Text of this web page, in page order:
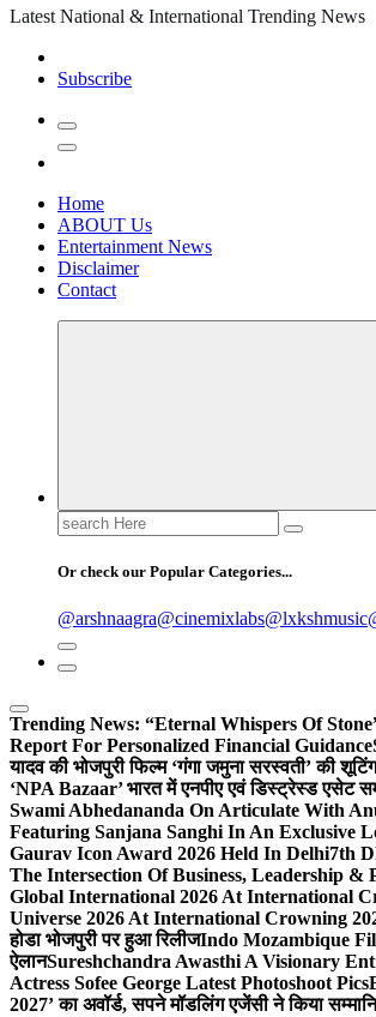
Latest National & International Trending News
Subscribe
Home
ABOUT Us
Entertainment News
Disclaimer
Contact
Search
for:
Or check our Popular Categories...
@arshnaagra@cinemixlabs@lxkshmusic
Trending News: “Eternal Whispers Of
Report For Personalized Financial Guidance
यादव की भोजपुरी फिल्म ‘गंगा जमुना सरस्वती’ की
‘NPA Bazaar’ भारत में एनपीए एवं डिस्ट्रेस्ड एसेट
Swami Abhedananda On Articulate With
Featuring Sanjana Sanghi In An Exclusive
Gaurav Icon Award 2026 Held In Delhi7th
The Intersection Of Business, Leadership &
Global International 2026 At International
Universe 2026 At International Crowning
होडा भोजपुरी पर हुआ रिलीजIndo Mozambique
ऐलानSureshchandra Awasthi A Visionary
Actress Sofee George Latest Photoshoot Pics
2027’ का अवॉर्ड, सपने मॉडलिंग एजेंसी ने किया